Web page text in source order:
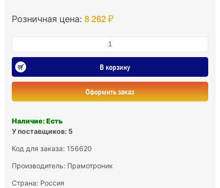
Розничная цена: 8 262 ₽
В корзину
Оформить заказ
Наличие: Есть
У поставщиков: 5
Код для заказа: 156620
Производитель: Прамотроник
Страна: Россия